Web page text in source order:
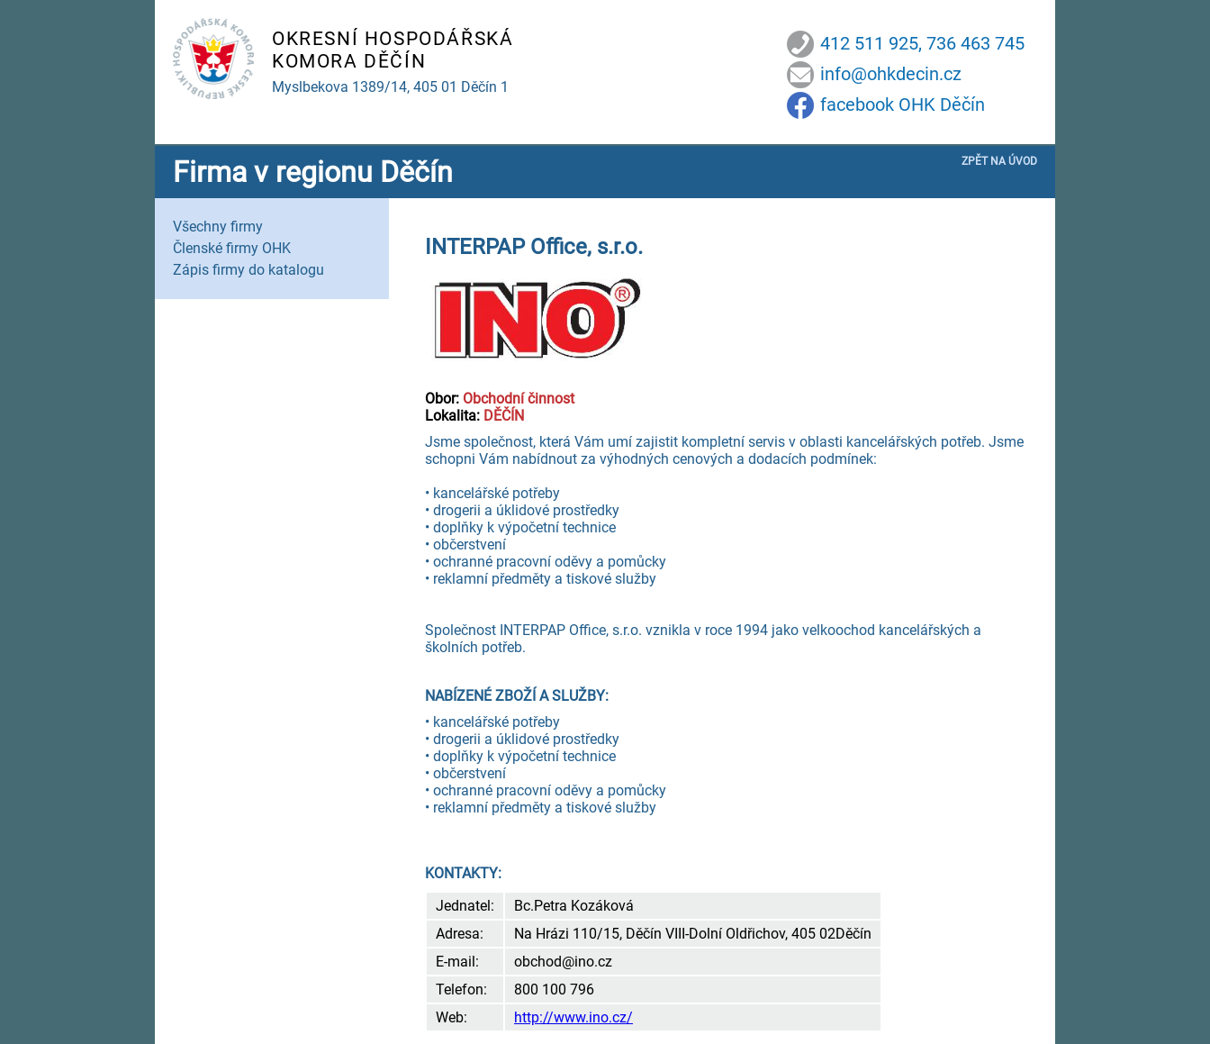
OKRESNÍ HOSPODÁŘSKÁ
KOMORA DĚČÍN
Myslbekova 1389/14, 405 01 Děčín 1
412 511 925, 736 463 745
info@ohkdecin.cz
facebook OHK Děčín
Firma v regionu Děčín ZPĚT NA ÚVOD
Všechny firmy
Členské firmy OHK
Zápis firmy do katalogu
INTERPAP Office, s.r.o.
Obor: Obchodní činnost
Lokalita: DĚČÍN
Jsme společnost, která Vám umí zajistit kompletní servis v oblasti kancelářských potřeb. Jsme
schopni Vám nabídnout za výhodných cenových a dodacích podmínek:
• kancelářské potřeby
• drogerii a úklidové prostředky
• doplňky k výpočetní technice
• občerstvení
• ochranné pracovní oděvy a pomůcky
• reklamní předměty a tiskové služby
Společnost INTERPAP Office, s.r.o. vznikla v roce 1994 jako velkoochod kancelářských a
školních potřeb.
NABÍZENÉ ZBOŽÍ A SLUŽBY:
• kancelářské potřeby
• drogerii a úklidové prostředky
• doplňky k výpočetní technice
• občerstvení
• ochranné pracovní oděvy a pomůcky
• reklamní předměty a tiskové služby
KONTAKTY:
Jednatel:
Bc.Petra Kozáková
Adresa:
Na Hrázi 110/15, Děčín VIII-Dolní Oldřichov, 405 02Děčín
E-mail:
obchod@ino.cz
Telefon:
800 100 796
Web:
http://www.ino.cz/